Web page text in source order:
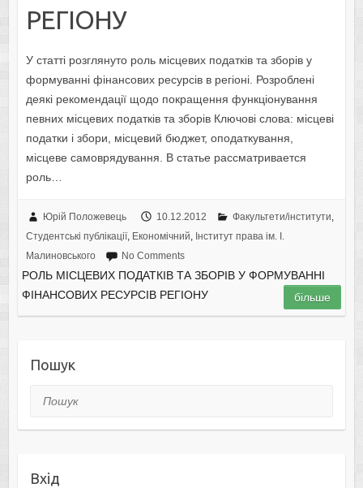
РЕГІОНУ
У статті розглянуто роль місцевих податків та зборів у
формуванні фінансових ресурсів в регіоні. Розроблені
деякі рекомендації щодо покращення функціонування
певних місцевих податків та зборів Ключові слова: місцеві
податки і збори, місцевий бюджет, оподаткування,
місцеве самоврядування. В статье рассматривается
роль…
Юрій Положевець 10.12.2012 Факультети/інститути,
Студентські публікації, Економічний, Інститут права ім. І.
Малиновського
No Comments
РОЛЬ МІСЦЕВИХ ПОДАТКІВ ТА ЗБОРІВ У ФОРМУВАННІ
ФІНАНСОВИХ РЕСУРСІВ РЕГІОНУ
більше
Пошук
Пошук
Вхід